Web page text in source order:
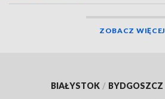
ZOBACZ WIĘCEJ
BIAŁYSTOK / BYDGOSZCZ